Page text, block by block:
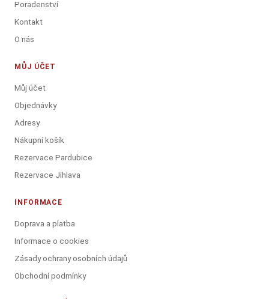
Poradenství
Kontakt
O nás
MŮJ ÚČET
Můj účet
Objednávky
Adresy
Nákupní košík
Rezervace Pardubice
Rezervace Jihlava
INFORMACE
Doprava a platba
Informace o cookies
Zásady ochrany osobních údajů
Obchodní podmínky